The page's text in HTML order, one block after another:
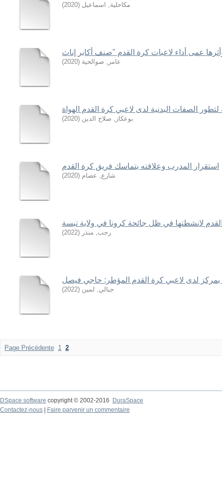
مكاحلية, اسماعيل (
2020
)
عامر, صوالحية (
2020
)
لتطور الصفات البدنية لدى لاعبي كرة القدم الهواة
بوعكاز, صلاح الدين (
2020
)
استقرار المدرب وعلاقته بتماسك فريق كرة القدم
شارع, عصام (
2020
)
لانشطتها في ظل جائحة كرونا في ولاية تبسة
رجب, منذر (
2022
)
بمركز لدى لاعبي كرة القدم المؤطر: حاجي فيصل
جبالي, لمين (
2022
)
Page Précédente 1 2
DSpace software copyright © 2002-2016
DuraSpace
Contactez-nous
Faire parvenir un commentaire